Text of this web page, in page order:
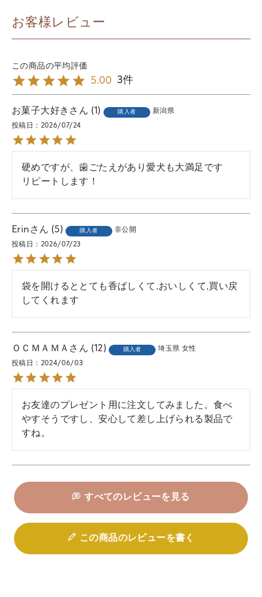
お客様レビュー
5.00 3
お菓子大好き 1 購入者 新潟県
投稿日 2026/07/24
硬めですが、歯ごたえがあり愛犬も大満足です
リピートします！
Erin 5 購入者 非公開
投稿日 2026/07/23
袋を開けるととても香ばしくて,おいしくて,買い戻
してくれます
ＯＣＭＡＭＡ 12 購入者 埼玉県 女性
投稿日 2024/06/03
お友達のプレゼント用に注文してみました。食べ
やすそうですし、安心して差し上げられる製品で
すね。
すべてのレビューを見る
この商品のレビューを書く